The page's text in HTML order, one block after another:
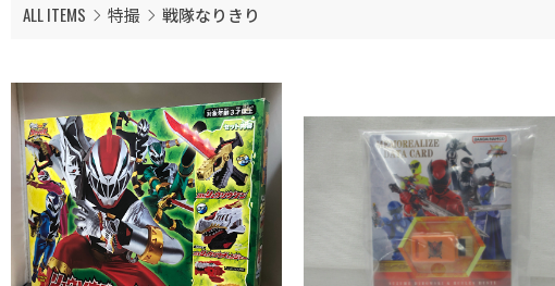
ALL ITEMS 特撮 戦隊なりきり